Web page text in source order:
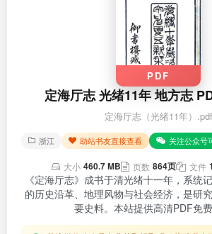
PDF
定海厅志 光绪11年 地方志
定海厅志（光绪11年）.pdf
浙江 助站书友直接查看 关注公众号
大小 460.7 MB 页数 864页 文件
《定海厅志》成书于清光绪十一年，系统
的历史沿革、地理风物与社会经济，是研
要史料。本站提供高清PDF免费